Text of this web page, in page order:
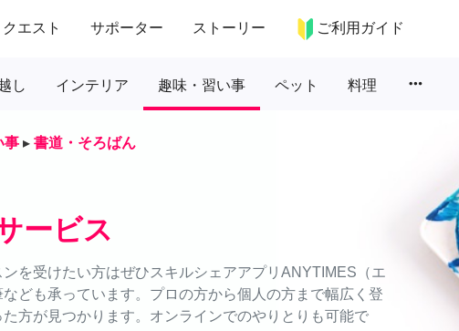
クエスト サポーター ストーリー ご利用ガイド
し インテリア 趣味・習い事 ペット 料理 more_horiz
事 ▸ 書道・そろばん
ービス
を受けたい方はぜひスキルシェアアプリANYTIMES（エ
ども承っています。プロの方から個人の方まで幅広く登
方が見つかります。オンラインでのやりとりも可能で